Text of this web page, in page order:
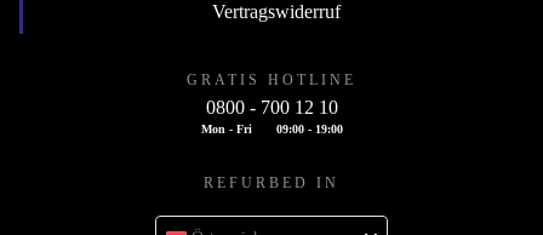
Vertragswiderruf
GRATIS HOTLINE
0800 - 700 12 10
Mon - Fri 09:00 - 19:00
REFURBED IN